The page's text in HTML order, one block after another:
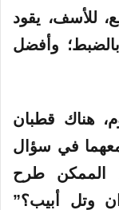
للأسف، يقود
بالضبط؛ وأفضل
هناك قطبان
في سؤال
الممكن طرح
وتل أبيب؟”